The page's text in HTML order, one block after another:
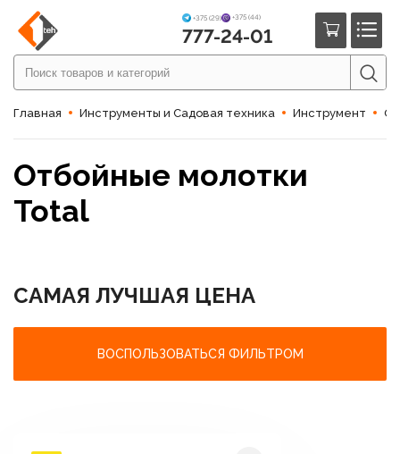
+375 (29) +375 (44)
777-24-01
Главная Инструменты и Садовая техника Инструмент
Отбойные молотки
Total
САМАЯ ЛУЧШАЯ ЦЕНА
ВОСПОЛЬЗОВАТЬСЯ ФИЛЬТРОМ